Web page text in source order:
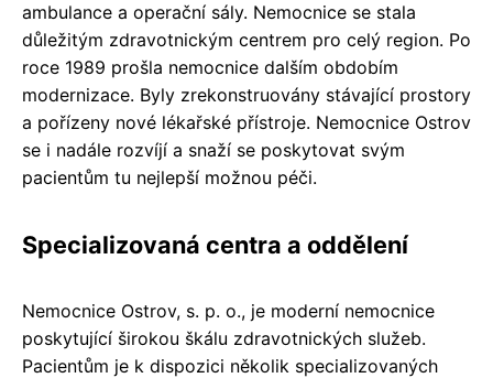
ambulance a operační sály. Nemocnice se stala
důležitým zdravotnickým centrem pro celý region. Po
roce 1989 prošla nemocnice dalším obdobím
modernizace. Byly zrekonstruovány stávající prostory
a pořízeny nové lékařské přístroje. Nemocnice Ostrov
se i nadále rozvíjí a snaží se poskytovat svým
pacientům tu nejlepší možnou péči.
Specializovaná centra a oddělení
Nemocnice Ostrov, s. p. o., je moderní nemocnice
poskytující širokou škálu zdravotnických služeb.
Pacientům je k dispozici několik specializovaných